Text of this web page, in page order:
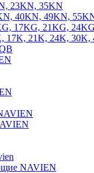
23KN, 35KN
40KN, 49KN,
17KG, 21KG,
17K, 21K, 24K, 30K,
NAVIEN